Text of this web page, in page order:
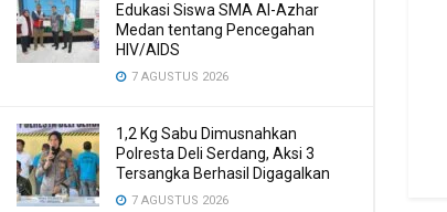
Edukasi Siswa SMA Al-Azhar
Medan tentang Pencegahan
HIV/AIDS
7 AGUSTUS 2026
1,2 Kg Sabu Dimusnahkan
Polresta Deli Serdang, Aksi 3
Tersangka Berhasil Digagalkan
7 AGUSTUS 2026